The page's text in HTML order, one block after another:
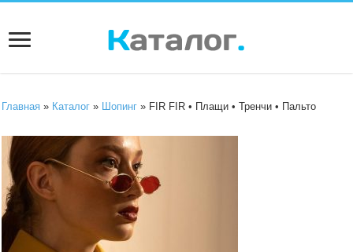
Главная » Каталог » Шопинг » FIR FIR • Плащи • Тренчи • Пальто